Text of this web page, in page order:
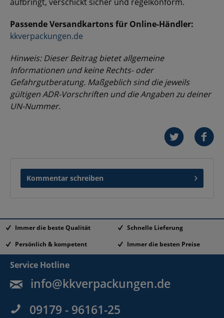
Passende Versandkartons für Online-Händler:
kkverpackungen.de
Hinweis: Dieser Beitrag bietet allgemeine
Informationen und keine Rechts- oder
Gefahrgutberatung. Maßgeblich sind die jeweils
gültigen ADR-Vorschriften und die Angaben zu deiner
UN-Nummer.
Kommentar schreiben
Immer die beste Qualität
Schnelle Lieferung
Persönlich & kompetent
Immer die besten Preise
Service Hotline
info@kkverpackungen.de
09179 - 96161-25